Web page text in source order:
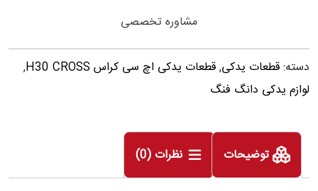
مشاوره تخصصی
دسته:قطعات یدکی,قطعات یدکی اچ سی کراس H30 CROSS
,
لوازم یدکی دانگ فنگ
توضیحات نظرات (0)